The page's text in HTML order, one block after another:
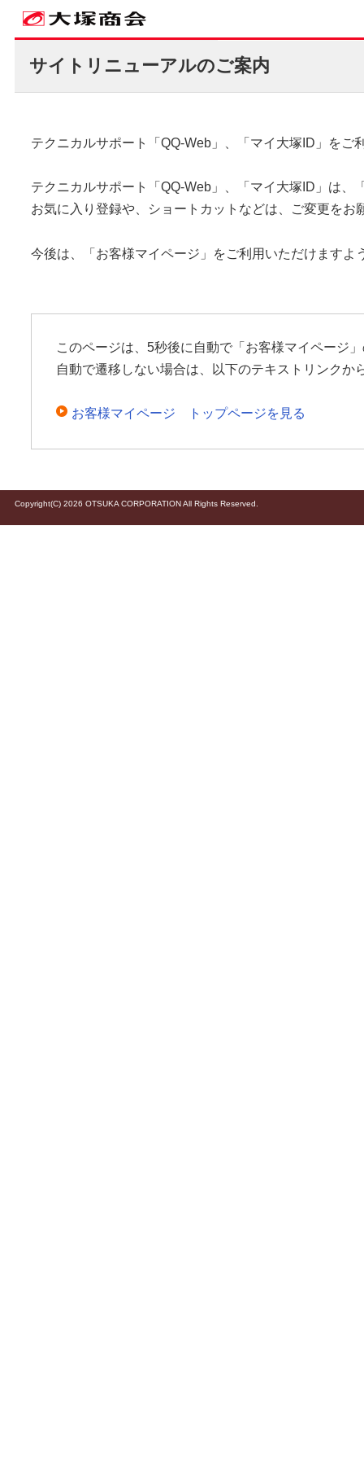
サイトリニューアルのご案内
テクニカルサポート「QQ-Web」、「マイ大塚ID」をご
テクニカルサポート「QQ-Web」、「マイ大塚ID」は
お気に入り登録や、ショートカットなどは、ご変更をお
今後は、「お客様マイページ」をご利用いただけますよ
このページは、5秒後に自動で「お客様マイページ
自動で遷移しない場合は、以下のテキストリンクか
お客様マイページ トップページを見る
Copyright(C) 2026 OTSUKA CORPORATION All Rights Reserved.